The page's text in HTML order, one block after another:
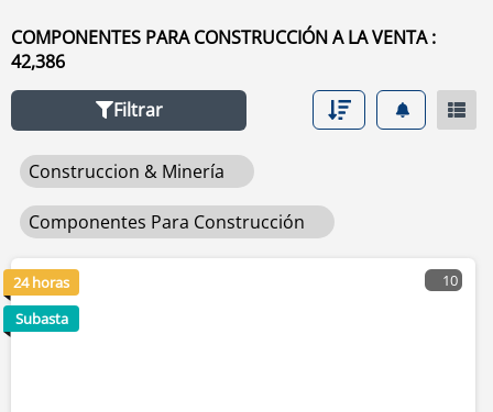
COMPONENTES PARA CONSTRUCCIÓN A LA VENTA :
42,386
Filtrar
Construccion & Minería
Componentes Para Construcción
10
24 horas
Subasta